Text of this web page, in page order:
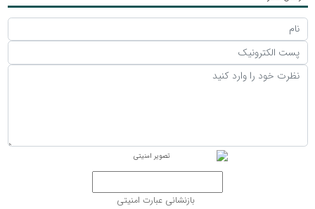
بازنشانی عبارت امنیتی